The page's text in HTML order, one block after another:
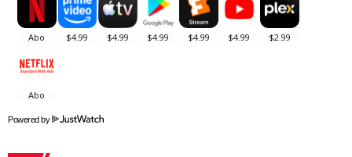
Mission Impossible 8 : Tom Cruise refuse de répondre
à cette question que tout le monde se pose
indispensable de voir la scène post-générique ?
Mission Impossible 7 : casting, avis, bande-annonce,
suite, critique...
Powered by